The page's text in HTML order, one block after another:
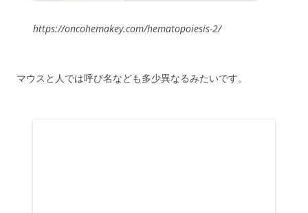
https://oncohemakey.com/hematopoiesis-2/
マウスと人では呼び名なども多少異なるみたいです。